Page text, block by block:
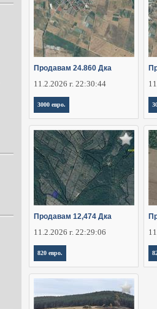
Продавам 24.860 Дка
11.2.2026 г. 22:30:44
3000 евро.
Продавам 12,474 Дка
11.2.2026 г. 22:29:06
820 евро.